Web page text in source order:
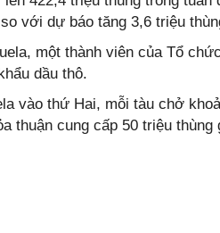
với dự báo tăng 3,6 triệu
một thành viên của Tổ
dầu thô.
vào thứ Hai, mỗi tàu chở
thuận cung cấp 50 triệu